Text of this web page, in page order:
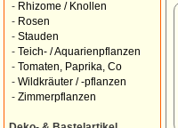
- Rhizome / Knollen
- Rosen
- Stauden
- Teich- / Aquarienpflanzen
- Tomaten, Paprika, Co
- Wildkräuter / -pflanzen
- Zimmerpflanzen